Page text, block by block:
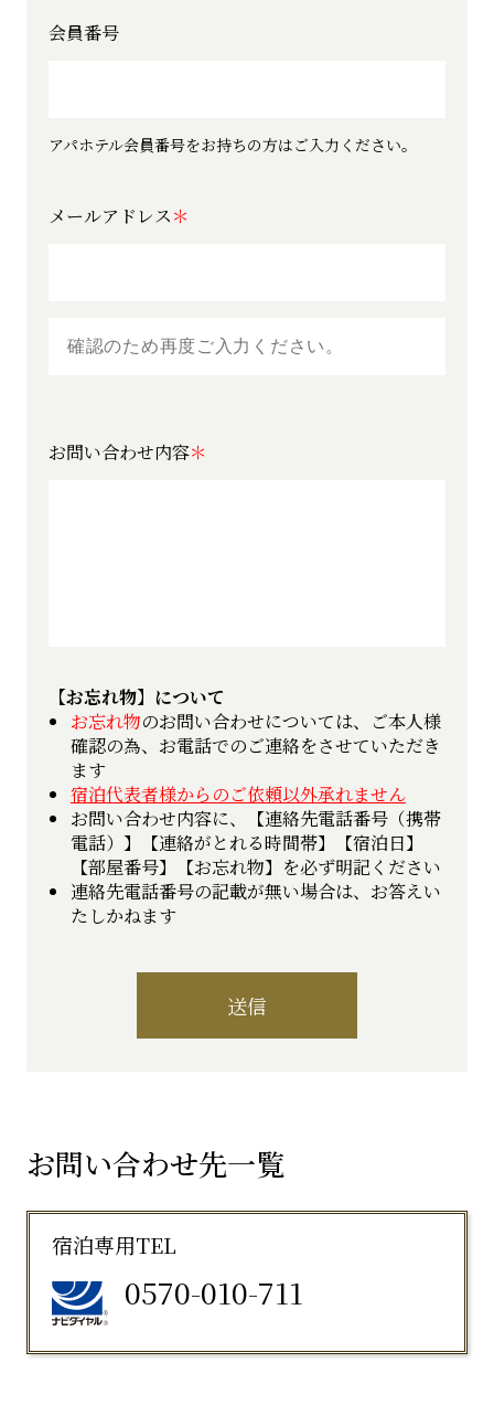
会員番号
アパホテル会員番号をお持ちの方はご入力ください。
メールアドレス
お問い合わせ内容
【お忘れ物】について
お忘れ物のお問い合わせについては、ご本人様
確認の為、お電話でのご連絡をさせていただき
ます
宿泊代表者様からのご依頼以外承れません
お問い合わせ内容に、【連絡先電話番号（携帯
電話）】【連絡がとれる時間帯】【宿泊日】
【部屋番号】【お忘れ物】を必ず明記ください
連絡先電話番号の記載が無い場合は、お答えい
たしかねます
送信
お問い合わせ先一覧
宿泊専用TEL
0570-010-711